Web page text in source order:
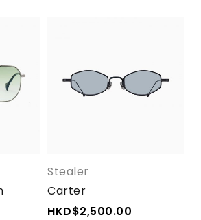
Stealer
Carter
HKD$2,500.00